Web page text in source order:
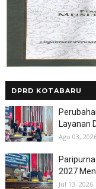
DPRD KOTABARU
Layanan
Ago 03,
2027
Jul 13, 2026